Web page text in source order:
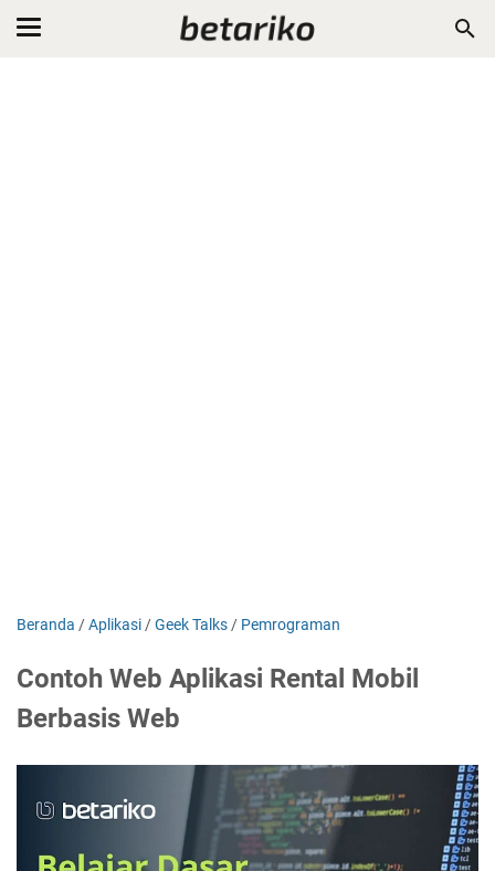
Beranda /Aplikasi /Geek Talks / Pemrograman
Contoh Web Aplikasi Rental Mobil
Berbasis Web